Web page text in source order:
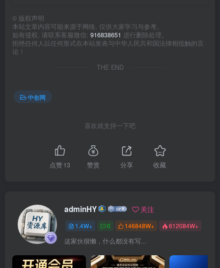
© 版权声明
本站文章内容可能来源于网络, 仅供大家学习与参考,
如有侵权, 请联系客服微信: 916838651 进行删除处理。
拒绝任何人以任何形式在本站发表与中华人民共和国法律相抵触的言
论！
THE END
中创网
喜欢就支持一下吧
点赞13 赞赏 分享 收藏
adminHY 关注
1.4W+ 0 146848W+ 612084W+
这家伙很懒，什么都没有写...